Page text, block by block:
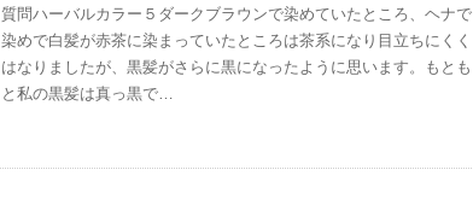
質問ハーバルカラー５ダークブラウンで染めていたところ、ヘナで
染めで白髪が赤茶に染まっていたところは茶系になり目立ちにくく
はなりましたが、黒髪がさらに黒になったように思います。もとも
と私の黒髪は真っ黒で…